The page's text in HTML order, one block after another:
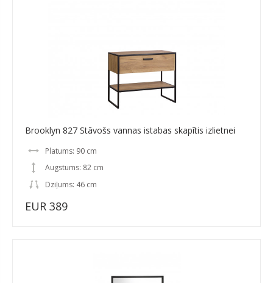
Brooklyn 827 Stāvošs vannas istabas skapītis izlietnei
Platums: 90 cm
Augstums: 82 cm
Dziļums: 46 cm
EUR 389